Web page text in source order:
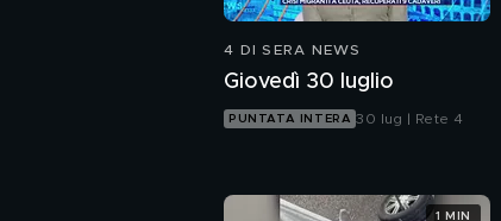
4 DI SERA NEWS
Giovedì 30 luglio
PUNTATA INTERA 30 lug | Rete 4
1 MIN